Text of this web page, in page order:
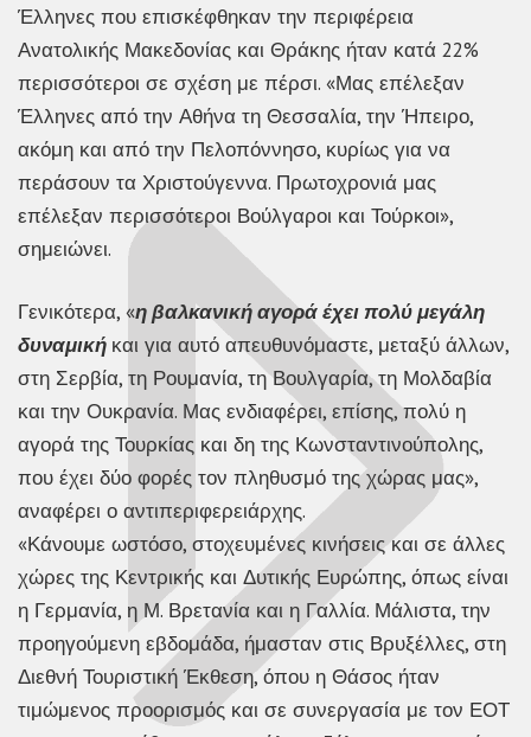
Έλληνες που επισκέφθηκαν την περιφέρεια
Ανατολικής Μακεδονίας και Θράκης ήταν κατά 22%
περισσότεροι σε σχέση με πέρσι. «Μας επέλεξαν
Έλληνες από την Αθήνα τη Θεσσαλία, την Ήπειρο,
ακόμη και από την Πελοπόννησο, κυρίως για να
περάσουν τα Χριστούγεννα. Πρωτοχρονιά μας
επέλεξαν περισσότεροι Βούλγαροι και Τούρκοι»,
σημειώνει.
Γενικότερα, «η βαλκανική αγορά έχει πολύ μεγάλη
δυναμική και για αυτό απευθυνόμαστε, μεταξύ άλλων,
στη Σερβία, τη Ρουμανία, τη Βουλγαρία, τη Μολδαβία
και την Ουκρανία. Μας ενδιαφέρει, επίσης, πολύ η
αγορά της Τουρκίας και δη της Κωνσταντινούπολης,
που έχει δύο φορές τον πληθυσμό της χώρας μας»,
αναφέρει ο αντιπεριφερειάρχης.
«Κάνουμε ωστόσο, στοχευμένες κινήσεις και σε άλλες
χώρες της Κεντρικής και Δυτικής Ευρώπης, όπως είναι
η Γερμανία, η Μ. Βρετανία και η Γαλλία. Μάλιστα, την
προηγούμενη εβδομάδα, ήμασταν στις Βρυξέλλες, στη
Διεθνή Τουριστική Έκθεση, όπου η Θάσος ήταν
τιμώμενος προορισμός και σε συνεργασία με τον ΕΟΤ